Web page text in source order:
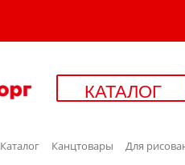
КАТАЛОГ
Каталог Канцтовары Для